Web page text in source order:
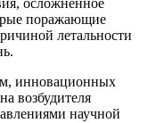
осложненное
поражающие
летальности
инновационных
возбудителя
научной